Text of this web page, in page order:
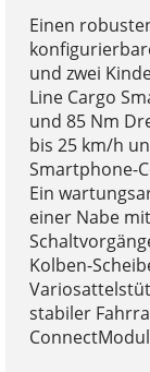
Einen
und zwei
Line Cargo
und 85 Nm
bis 25 km/h
Smartphone-
Ein
einer Nabe
Kolben-
stabiler